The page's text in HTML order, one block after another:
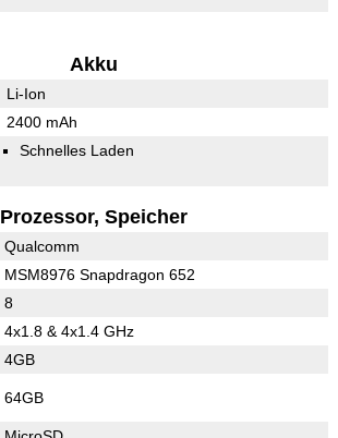
Akku
Li-Ion
2400 mAh
Schnelles Laden
Prozessor, Speicher
Qualcomm
MSM8976 Snapdragon 652
8
4x1.8 & 4x1.4 GHz
4GB
64GB